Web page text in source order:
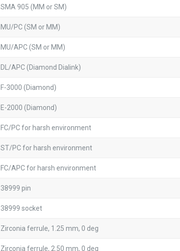
SMA 905 (MM or SM)
MU/PC (SM or MM)
MU/APC (SM or MM)
DL/APC (Diamond Dialink)
F-3000 (Diamond)
E-2000 (Diamond)
FC/PC for harsh environment
ST/PC for harsh environment
FC/APC for harsh environment
38999 pin
38999 socket
Zirconia ferrule, 1.25 mm, 0 deg
Zirconia ferrule, 2.50 mm, 0 deg